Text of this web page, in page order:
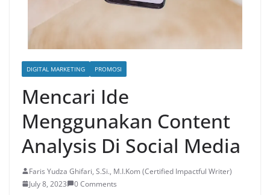
DIGITAL MARKETING PROMOSI
Mencari Ide
Menggunakan Content
Analysis Di Social Media
Faris Yudza Ghifari, S.Si., M.I.Kom (Certified Impactful Writer)
July 8, 2023
0 Comments